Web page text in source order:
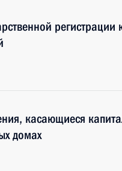
регистрации
касающиеся
домах